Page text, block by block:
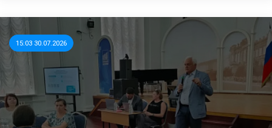
15:03 30.07.2026